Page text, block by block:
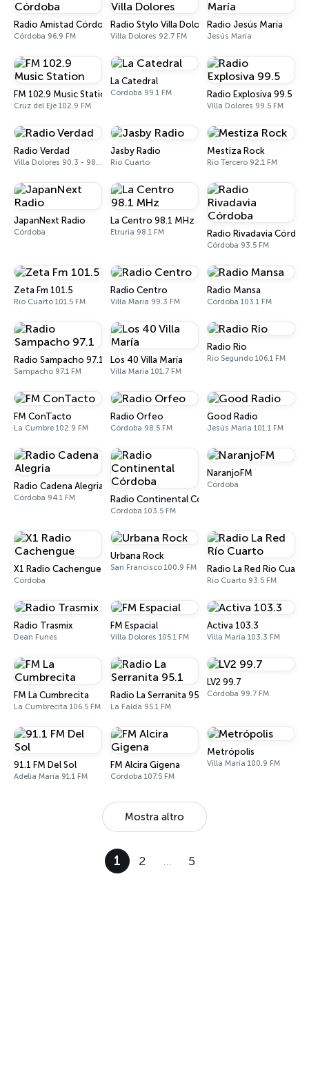
Radio Amistad Córdoba
Córdoba 96.9 FM
Radio Stylo Villa Dolores
Villa Dolores 92.7 FM
Radio Jesús María
Jesús María
FM 102.9 Music Station
Cruz del Eje 102.9 FM
La Catedral
Córdoba 99.1 FM Radio Explosiva 99.5
Villa Dolores 99.5 FM
Radio Verdad
Villa Dolores 90.3 - 98.5 FM
Jasby Radio
Río Cuarto
Mestiza Rock
Río Tercero 92.1 FM
JapanNext Radio
Córdoba
La Centro 98.1 MHz
Etruria 98.1 FM Radio Rivadavia
Córdoba 93.5 FM
Zeta Fm 101.5
Río Cuarto 101.5 FM
Radio Centro
Villa María 99.3 FM
Radio Mansa
Córdoba 103.1 FM
Radio Sampacho 97.1
Sampacho 97.1 FM
Los 40 Villa María
Villa María 101.7 FM
Radio Rio
Río Segundo 106.1 FM
FM ConTacto
La Cumbre 102.9 FM
Radio Orfeo
Córdoba 98.5 FM
Good Radio
Jesús María 101.1 FM
Radio Cadena Alegria
Córdoba 94.1 FM Radio Continental Córdoba
Córdoba 103.5 FM
NaranjoFM
Córdoba
X1 Radio Cachengue
Córdoba
Urbana Rock
San Francisco 100.9 FM Radio La Red Río Cuarto
Río Cuarto 93.5 FM
Radio Trasmix
Dean Funes
FM Espacial
Villa Dolores 105.1 FM
Activa 103.3
Villa María 103.3 FM
FM La Cumbrecita
La Cumbrecita 106.5 FM
Radio La Serranita 95.1
La Falda 95.1 FM
LV2 99.7
Córdoba 99.7 FM
91.1 FM Del Sol
Adelia María 91.1 FM
FM Alcira Gigena
Córdoba 107.5 FM
Metrópolis
Villa María 100.9 FM
Mostra altro
1 2 … 5